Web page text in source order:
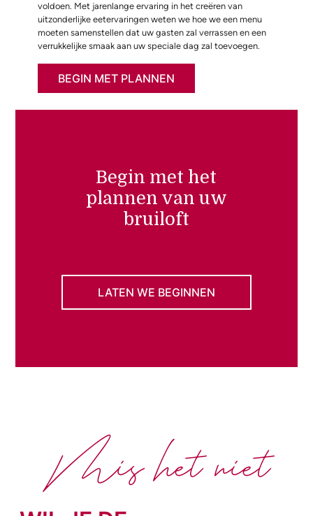
voldoen. Met jarenlange ervaring in het creëren van
uitzonderlijke eetervaringen weten we hoe we een menu
moeten samenstellen dat uw gasten zal verrassen en een
verrukkelijke smaak aan uw speciale dag zal toevoegen.
BEGIN MET PLANNEN
Begin met het
plannen van uw
bruiloft
LATEN WE BEGINNEN
Mis het niet